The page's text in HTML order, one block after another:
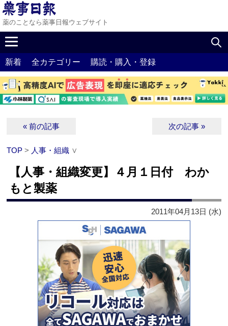
薬のことなら薬事日報ウェブサイト
新着 全カテゴリー 購読・購入・登録
« 前の記事 次の記事 »
TOP > 人事・組織 ∨
【人事・組織変更】４月１日付 わか
もと製薬
2011年04月13日 (水)